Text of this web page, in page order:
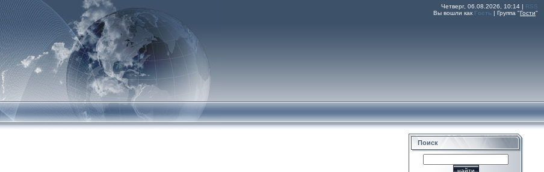
Четверг, 06.08.2026, 10:14 | RSS
Вы вошли как Гость | Группа "Гости"
Поиск